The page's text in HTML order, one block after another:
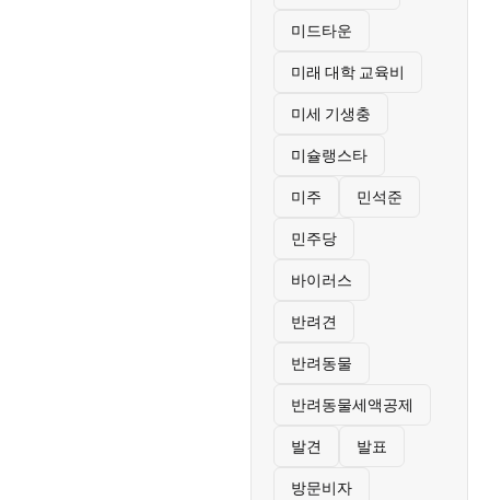
미드타운
미래 대학 교육비
미세 기생충
미슐랭스타
미주 민석준
민주당
바이러스
반려견
반려동물
반려동물세액공제
발견 발표
방문비자